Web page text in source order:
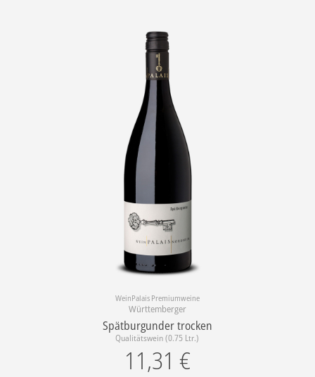
WeinPalais Premiumweine
Württemberger
Spätburgunder trocken
Qualitätswein (0.75 Ltr.)
11,31 €